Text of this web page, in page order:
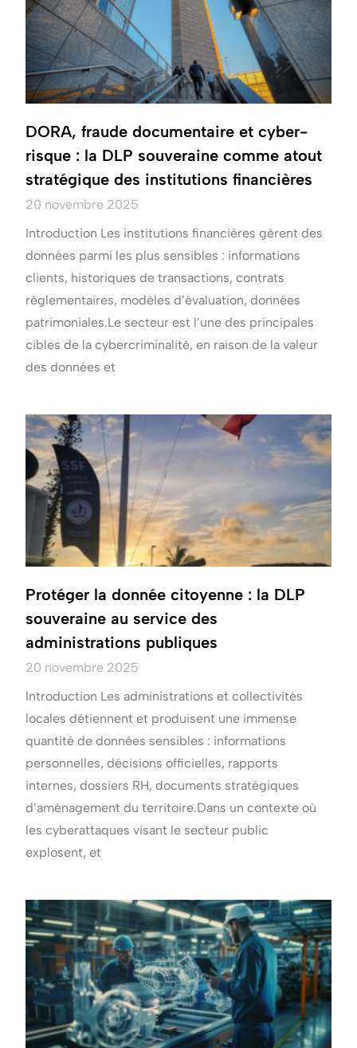
DORA, fraude documentaire et cyber-
risque : la DLP souveraine comme atout
stratégique des institutions financières
20 novembre 2025
Introduction Les institutions financières gèrent des
données parmi les plus sensibles : informations
clients, historiques de transactions, contrats
réglementaires, modèles d’évaluation, données
patrimoniales.Le secteur est l’une des principales
cibles de la cybercriminalité, en raison de la valeur
des données et
Protéger la donnée citoyenne : la DLP
souveraine au service des
administrations publiques
20 novembre 2025
Introduction Les administrations et collectivités
locales détiennent et produisent une immense
quantité de données sensibles : informations
personnelles, décisions officielles, rapports
internes, dossiers RH, documents stratégiques
d’aménagement du territoire.Dans un contexte où
les cyberattaques visant le secteur public
explosent, et